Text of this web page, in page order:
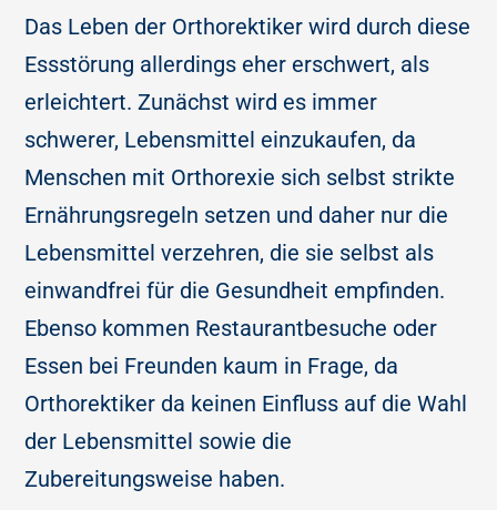
Das Leben der Orthorektiker wird durch diese
Essstörung allerdings eher erschwert, als
erleichtert. Zunächst wird es immer
schwerer, Lebensmittel einzukaufen, da
Menschen mit Orthorexie sich selbst strikte
Ernährungsregeln setzen und daher nur die
Lebensmittel verzehren, die sie selbst als
einwandfrei für die Gesundheit empfinden.
Ebenso kommen Restaurantbesuche oder
Essen bei Freunden kaum in Frage, da
Orthorektiker da keinen Einfluss auf die Wahl
der Lebensmittel sowie die
Zubereitungsweise haben.